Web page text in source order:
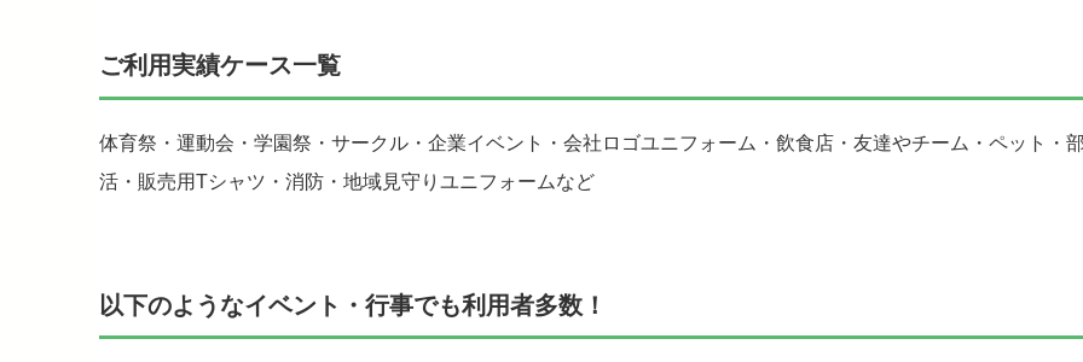
ご利用実績ケース一覧
体育祭・運動会・学園祭・サークル・企業イベント・会社ロゴユニフォーム・飲食店・友達やチーム・ペット・
活・販売用Tシャツ・消防・地域見守りユニフォームなど
以下のようなイベント・行事でも利用者多数！